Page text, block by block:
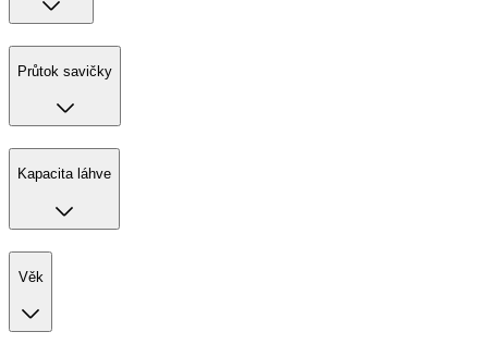
Průtok savičky
Kapacita láhve
Věk